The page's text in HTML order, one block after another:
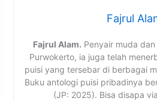
Fajrul
Fajrul Alam. Penyair muda
Purwokerto, ia juga telah
puisi yang tersebar di berbagai
Buku antologi puisi pribadinya
(JP: 2025). Bisa disapa via